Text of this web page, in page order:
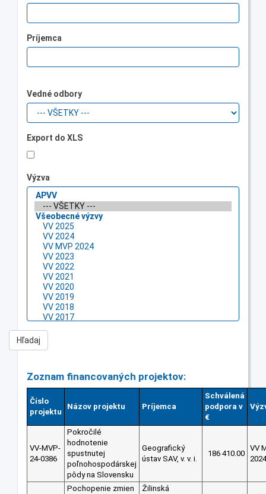
Príjemca
Vedné odbory
Export do XLS
Výzva
Zoznam financovaných projektov:
Číslo
projektu
Názov projektu Príjemca
Schválená
podpora v
€
VV-MVP-
24-0386
Pokročilé
hodnotenie
spustnutej
poľnohospodárskej
pôdy na Slovensku
Geografický
ústav SAV, v. v. i.
186 410.00
VV
2024
Pochopenie zmien
Žilinská